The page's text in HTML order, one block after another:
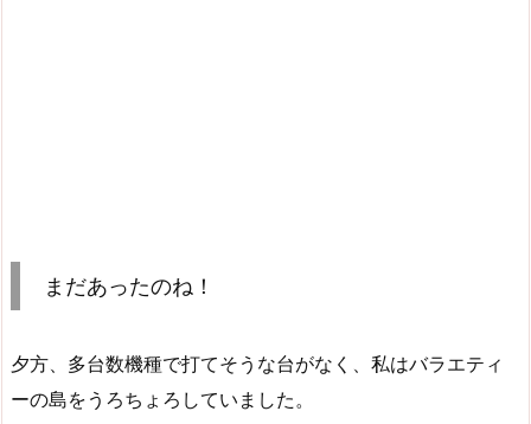
まだあったのね！
夕方、多台数機種で打てそうな台がなく、私はバラエティ
ーの島をうろちょろしていました。